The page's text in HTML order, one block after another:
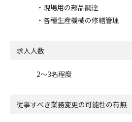
・現場用の部品調達
・各種生産機械の修繕管理
求人人数
2～3名程度
従事すべき業務変更の可能性の有無